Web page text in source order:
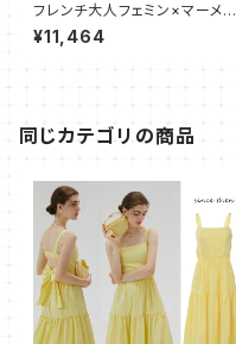
フレンチ大人フェミン×マーメイ
ド キャミワンピース フレア
¥11,464
同じカテゴリの商品